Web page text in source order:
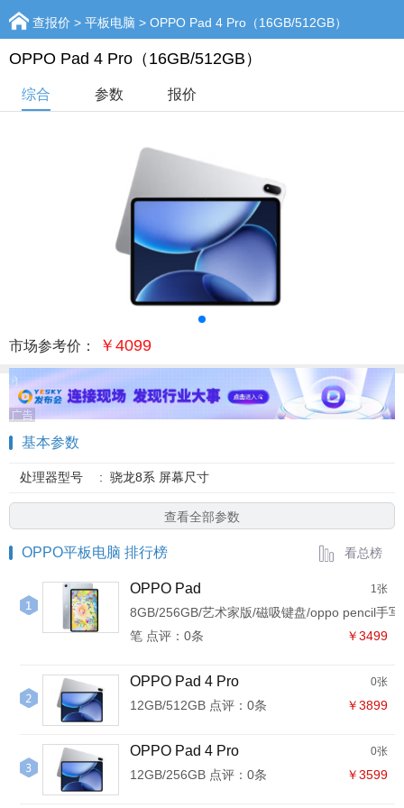
查报价 > 平板电脑 > OPPO Pad 4 Pro（16GB/512GB）
OPPO Pad 4 Pro（16GB/512GB）
综合 参数 报价
市场参考价： ￥4099
基本参数
处理器型号 : 骁龙8系 屏幕尺寸
查看全部参数
OPPO平板电脑 排行榜 看总榜
OPPO Pad 1张
8GB/256GB/艺术家版/磁吸键盘/oppo pencil手写
笔 点评：0条
￥3499
OPPO Pad 4 Pro 0张
12GB/512GB 点评：0条 ￥3899
OPPO Pad 4 Pro 0张
12GB/256GB 点评：0条 ￥3599